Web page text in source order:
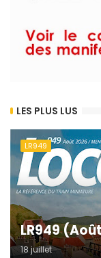
LES PLUS LUS
LR949
LR949
18 juillet